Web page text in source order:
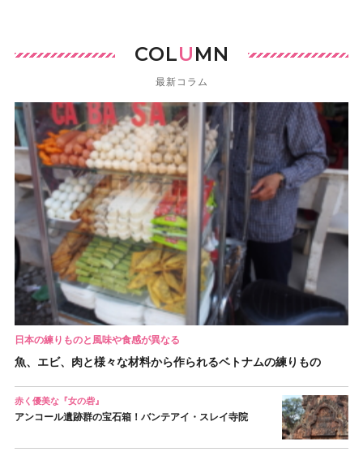
COLUMN
最新コラム
日本の練りものと風味や食感が異なる
魚、エビ、肉と様々な材料から作られるベトナムの練りもの
赤く優美な『女の砦』
アンコール遺跡群の宝石箱！バンテアイ・スレイ寺院